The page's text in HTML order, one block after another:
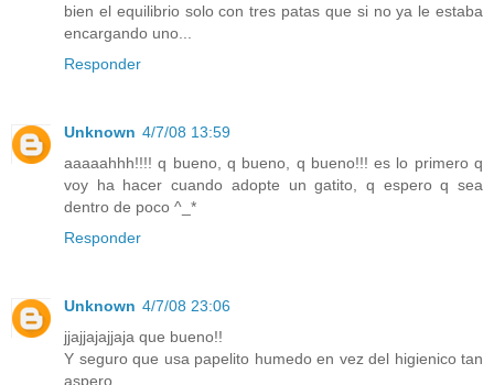
bien el equilibrio solo con tres patas que si no ya le estaba
encargando uno...
Responder
Unknown 4/7/08 13:59
aaaaahhh!!!! q bueno, q bueno, q bueno!!! es lo primero q
voy ha hacer cuando adopte un gatito, q espero q sea
dentro de poco ^_*
Responder
Unknown 4/7/08 23:06
jjajjajajjaja que bueno!!
Y seguro que usa papelito humedo en vez del higienico tan
aspero,....